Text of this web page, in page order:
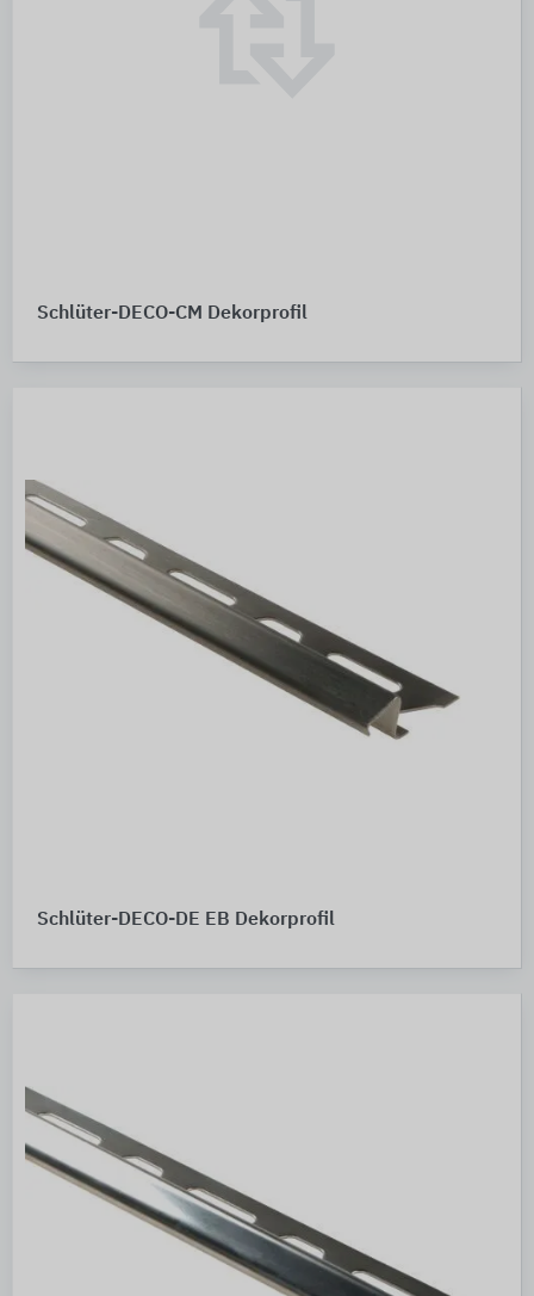
Schlüter-DECO-CM Dekorprofil
Schlüter-DECO-DE EB Dekorprofil